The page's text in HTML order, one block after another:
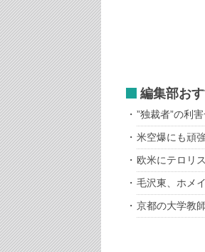
編集部お
”独裁者”の利
米空爆にも頑
欧米にテロリ
毛沢東、ホメ
京都の大学教